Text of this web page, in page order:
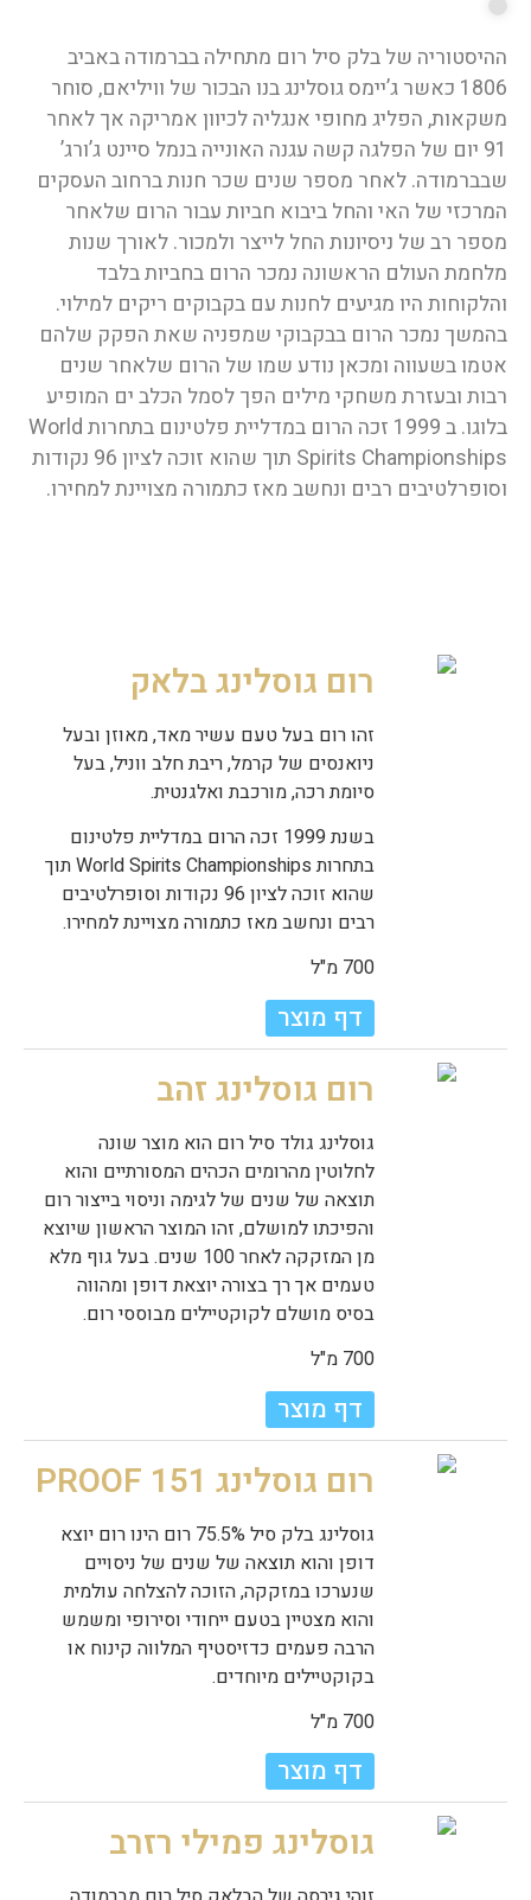
ההיסטוריה של בלק סיל רום מתחילה בברמודה באביב
1806 כאשר ג’יימס גוסלינג בנו הבכור של וויליאם, סוחר
משקאות, הפליג מחופי אנגליה לכיוון אמריקה אך לאחר
91 יום של הפלגה קשה עגנה האונייה בנמל סיינט ג’ורג’
שבברמודה. לאחר מספר שנים שכר חנות ברחוב העסקים
המרכזי של האי והחל ביבוא חביות עבור הרום שלאחר
מספר רב של ניסיונות החל לייצר ולמכור. לאורך שנות
מלחמת העולם הראשונה נמכר הרום בחביות בלבד
והלקוחות היו מגיעים לחנות עם בקבוקים ריקים למילוי.
בהמשך נמכר הרום בבקבוקי שמפניה שאת הפקק שלהם
אטמו בשעווה ומכאן נודע שמו של הרום שלאחר שנים
רבות ובעזרת משחקי מילים הפך לסמל הכלב ים המופיע
בלוגו. ב 1999 זכה הרום במדליית פלטינום בתחרות World
Spirits Championships תוך שהוא זוכה לציון 96 נקודות
וסופרלטיבים רבים ונחשב מאז כתמורה מצויינת למחירו.
רום גוסלינג בלאק
זהו רום בעל טעם עשיר מאד, מאוזן ובעל
ניואנסים של קרמל, ריבת חלב ווניל, בעל
סיומת רכה, מורכבת ואלגנטית.
בשנת 1999 זכה הרום במדליית פלטינום
בתחרות World Spirits Championships תוך
שהוא זוכה לציון 96 נקודות וסופרלטיבים
רבים ונחשב מאז כתמורה מצויינת למחירו.
700 מ"ל
דף מוצר
רום גוסלינג זהב
גוסלינג גולד סיל רום הוא מוצר שונה
לחלוטין מהרומים הכהים המסורתיים והוא
תוצאה של שנים של לגימה וניסוי בייצור רום
והפיכתו למושלם, זהו המוצר הראשון שיוצא
מן המזקקה לאחר 100 שנים. בעל גוף מלא
טעמים אך רך בצורה יוצאת דופן ומהווה
בסיס מושלם לקוקטיילים מבוססי רום.
700 מ"ל
דף מוצר
רום גוסלינג 151 PROOF
גוסלינג בלק סיל 75.5% רום הינו רום יוצא
דופן והוא תוצאה של שנים של ניסויים
שנערכו במזקקה, הזוכה להצלחה עולמית
והוא מצטיין בטעם ייחודי וסירופי ומשמש
הרבה פעמים כדזיסטיף המלווה קינוח או
בקוקטיילים מיוחדים.
700 מ"ל
דף מוצר
גוסלינג פמילי רזרב